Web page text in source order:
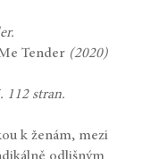
Tender (2020)
112 stran.
k ženám, mezi